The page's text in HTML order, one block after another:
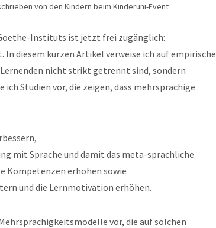
von den Kindern beim Kinderuni-Event
Instituts ist jetzt frei zugänglich:
. In diesem kurzen Artikel verweise ich auf empirische
Lernenden nicht strikt getrennt sind, sondern
Studien vor, die zeigen, dass mehrsprachige
mit Sprache und damit das meta-sprachliche
Kompetenzen erhöhen sowie
und die Lernmotivation erhöhen.
vor, die auf solchen